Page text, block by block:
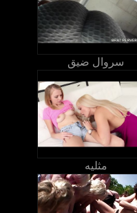
سروال ضيق
مثليه